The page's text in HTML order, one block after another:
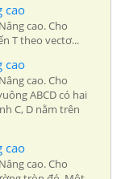
cao
cao. Cho
T theo vectơ...
cao
cao. Cho
ABCD có hai
C, D nằm trên
cao
cao. Cho